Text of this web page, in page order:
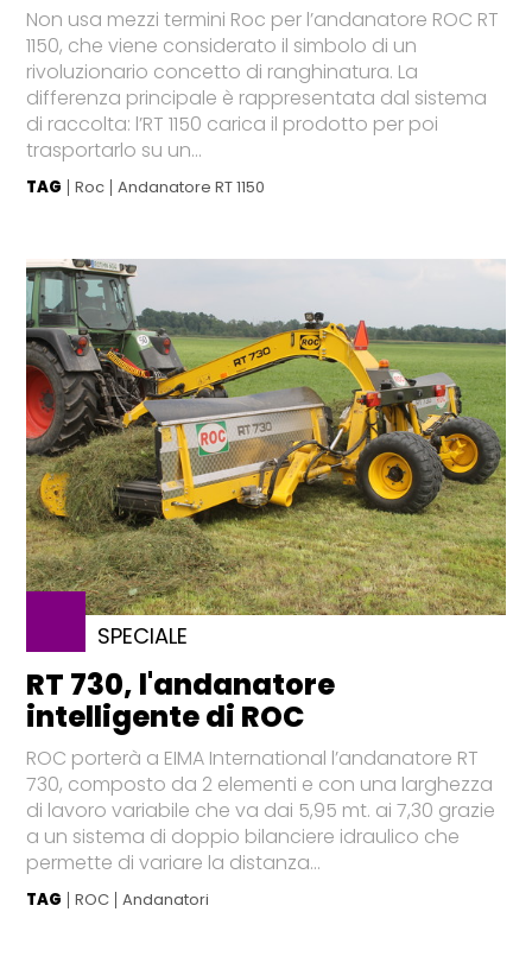
Non usa mezzi termini Roc per l’andanatore ROC RT
1150, che viene considerato il simbolo di un
rivoluzionario concetto di ranghinatura. La
differenza principale è rappresentata dal sistema
di raccolta: l’RT 1150 carica il prodotto per poi
trasportarlo su un...
TAG Roc Andanatore RT 1150
SPECIALE
RT 730, l'andanatore
intelligente di ROC
ROC porterà a EIMA International l’andanatore RT
730, composto da 2 elementi e con una larghezza
di lavoro variabile che va dai 5,95 mt. ai 7,30 grazie
a un sistema di doppio bilanciere idraulico che
permette di variare la distanza...
TAG ROC Andanatori